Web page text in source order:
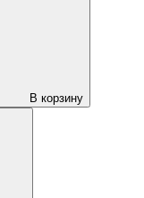
В корзину